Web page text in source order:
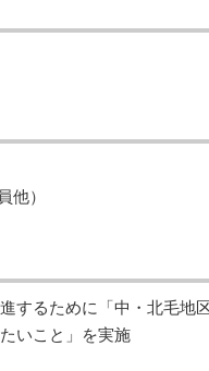
）
するために「中・北毛地
いこと」を実施